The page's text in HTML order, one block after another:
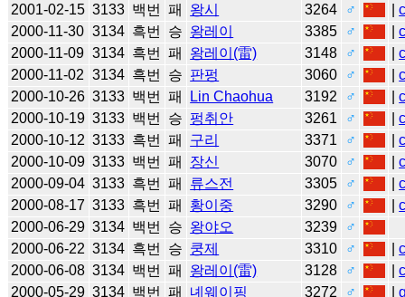
2001-02-15 3133 백번 패 왕시 3264 ♂ |
2000-11-30 3134 흑번 승 왕레이 3385 ♂ |
2000-11-09 3134 흑번 패 왕레이(雷) 3148 ♂ |
2000-11-02 3134 흑번 승 판펑 3060 ♂ |
2000-10-26 3133 백번 패 Lin Chaohua 3192 ♂ |
2000-10-19 3133 백번 승 펑취안 3261 ♂ |
2000-10-12 3133 흑번 패 구리 3371 ♂ |
2000-10-09 3133 백번 패 장신 3070 ♂ |
2000-09-04 3133 흑번 패 류스전 3305 ♂ |
2000-08-17 3133 흑번 패 황이중 3290 ♂ |
2000-06-29 3134 백번 승 왕야오 3239
♂
2000-06-22 3134 흑번 승 쿵제 3310 ♂ |
2000-06-08 3134 백번 패 왕레이(雷) 3128 ♂ |
2000-05-29 3134 백번 패 녜웨이핑 3272 ♂ |